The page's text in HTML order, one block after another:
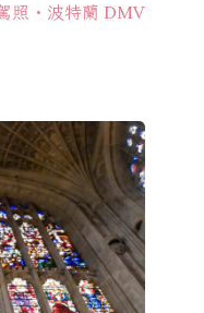
照・波特蘭 DMV